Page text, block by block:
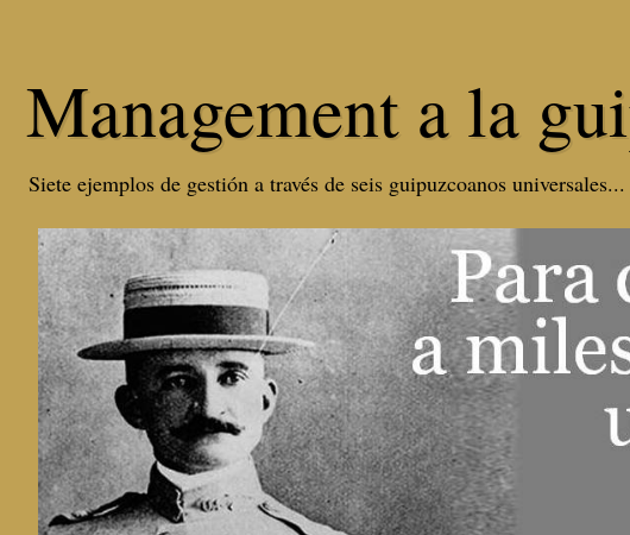
Management a la
Siete ejemplos de gestión a través de seis guipuzcoanos